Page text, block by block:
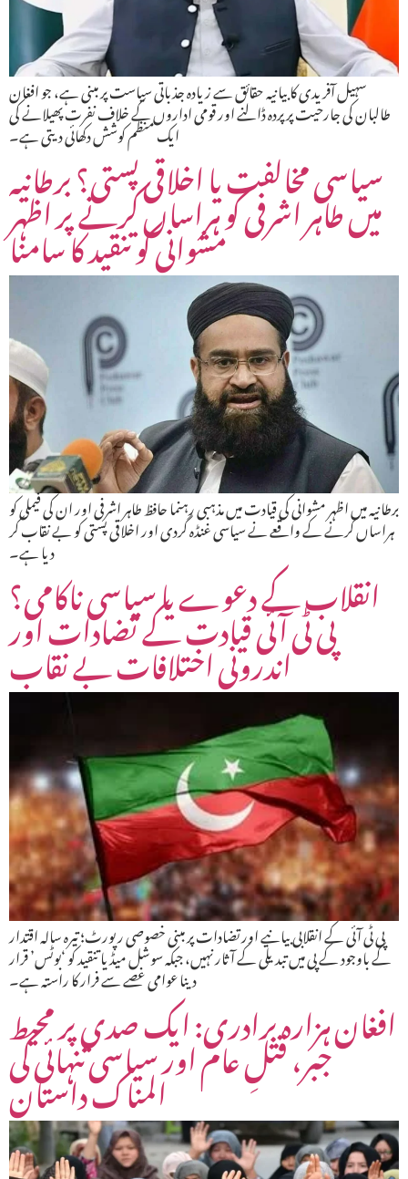
سہیل آفریدی کا بیانیہ حقائق سے زیادہ جذباتی سیاست پر مبنی ہے، جو افغان
طالبان کی جارحیت پر پردہ ڈالنے اور قومی اداروں کے خلاف نفرت پھیلانے کی
ایک منظم کوشش دکھائی دیتی ہے۔
سیاسی مخالفت یا اخلاقی پستی؟ برطانیہ
میں طاہر اشرفی کو ہراساں کرنے پر اظہر
مشوانی کو تنقید کا سامنا
برطانیہ میں اظہر مشوانی کی قیادت میں مذہبی رہنما حافظ طاہر اشرفی اور ان کی فیملی کو
ہراساں کرنے کے واقعے نے سیاسی غنڈہ گردی اور اخلاقی پستی کو بے نقاب کر
دیا ہے۔
انقلاب کے دعوے یا سیاسی ناکامی؟
پی ٹی آئی قیادت کے تضادات اور
اندرونی اختلافات بے نقاب
پی ٹی آئی کے انقلابی بیانیے اور تضادات پر مبنی خصوصی رپورٹ؛ تیرہ سالہ اقتدار
کے باوجود کے پی میں تبدیلی کے آثار نہیں، جبکہ سوشل میڈیا تنقید کو ‘بوٹس’ قرار
دینا عوامی غصے سے فرار کا راستہ ہے۔
افغان ہزارہ برادری: ایک صدی پر محیط
جبر، قتلِ عام اور سیاسی تنہائی کی
المناک داستان